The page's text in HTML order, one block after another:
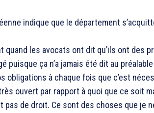
indique que le département
quand les avocats ont dit qu’ils ont des
puisque ça n’a jamais été dit au
obligations à chaque fois que c’est
ouvert par rapport à quoi que ce soit
pas de droit. Ce sont des choses que je